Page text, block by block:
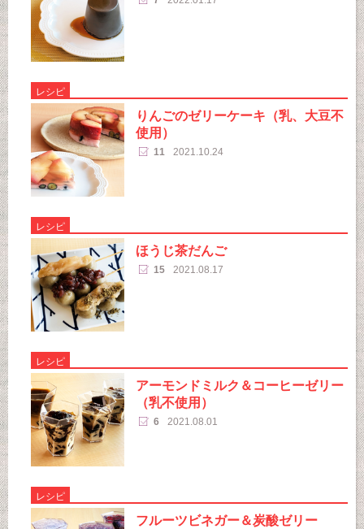
レシピ
りんごのゼリーケーキ（乳、大豆不
使用）
11 2021.10.24
レシピ
ほうじ茶だんご
15 2021.08.17
レシピ
アーモンドミルク＆コーヒーゼリー
（乳不使用）
6 2021.08.01
レシピ
フルーツビネガー＆炭酸ゼリー